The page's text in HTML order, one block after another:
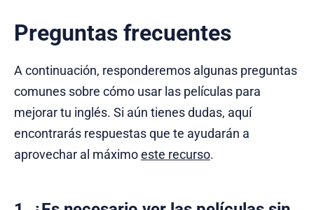
Preguntas frecuentes
A continuación, responderemos algunas preguntas
comunes sobre cómo usar las películas para
mejorar tu inglés. Si aún tienes dudas, aquí
encontrarás respuestas que te ayudarán a
aprovechar al máximoeste recurso.